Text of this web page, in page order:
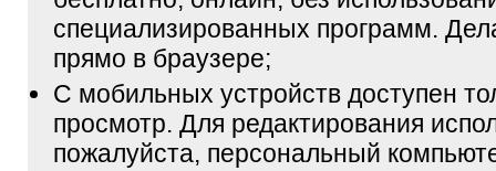
специализированных программ.
прямо в браузере;
С мобильных устройств доступен
просмотр. Для редактирования
пожалуйста, персональный